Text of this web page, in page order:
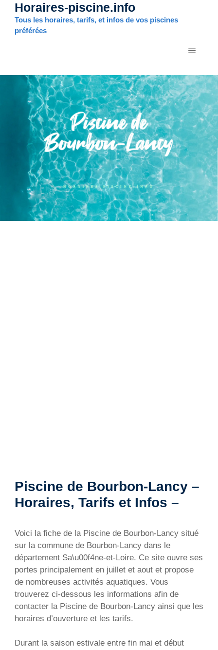
Aller
contenu
Horaires-piscine.info
Tous les horaires, tarifs, et infos de vos piscines
préférées
MENU
Piscine de Bourbon-Lancy –
Horaires, Tarifs et Infos –
Voici la fiche de la Piscine de Bourbon-Lancy situé
sur la commune de Bourbon-Lancy dans le
département Sa\u00f4ne-et-Loire. Ce site ouvre ses
portes principalement en juillet et aout et propose
de nombreuses activités aquatiques. Vous
trouverez ci-dessous les informations afin de
contacter la Piscine de Bourbon-Lancy ainsi que les
horaires d’ouverture et les tarifs.
Durant la saison estivale entre fin mai et début